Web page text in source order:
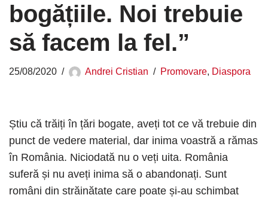
bogățiile. Noi trebuie
să facem la fel.”
25/08/2020 Andrei Cristian Promovare, Diaspora
Știu că trăiți în țări bogate, aveți tot ce vă trebuie din
punct de vedere material, dar inima voastră a rămas
în România. Niciodată nu o veți uita. România
suferă și nu aveți inima să o abandonați. Sunt
români din străinătate care poate și-au schimbat